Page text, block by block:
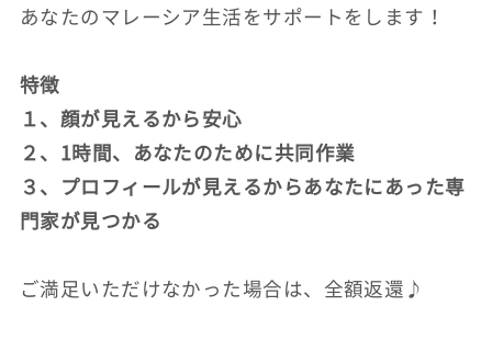
あなたのマレーシア生活をサポートをします！
特徴
１、顔が見えるから安心
２、1時間、あなたのために共同作業
３、プロフィールが見えるからあなたにあった専
門家が見つかる
ご満足いただけなかった場合は、全額返還♪